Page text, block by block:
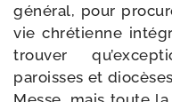
géné­ral, pour
vie chré­tienne
trou­ver
paroisses et